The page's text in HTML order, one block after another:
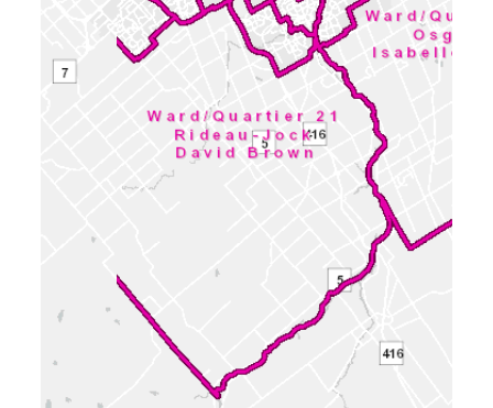
31 pièces jointes
2025-10-06 - APPROVED Delegated
Authority Report - D02-02-24-0035(PDF -
2025-09-04 - Tree Conservation Plan -
D02-02-24-0035(PDF - 1.20 MB)
2025-09-04 - Site Servicing and
Stormwater Management Report - D02-
02-24-0035
2025-09-04 - Site and Elevation Plans -
D02-02-24-0035
(PDF - 3.89 MB)
2025-09-04 - Landscape Plan - D02-02-24-
(PDF - 0.88 MB)